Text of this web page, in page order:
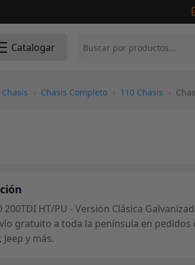
Catalogar
Chasis › Chasis Completo › 110 Chasis ›
HT/PU - Versión Clásica
gratuito a toda la península en pedidos
y más.